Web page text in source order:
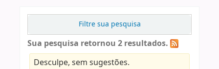
Filtre sua pesquisa
Sua pesquisa retornou 2 resultados.
Desculpe, sem sugestões.